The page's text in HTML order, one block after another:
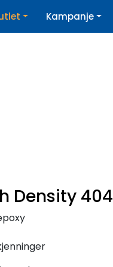
Kampanje
Density 404